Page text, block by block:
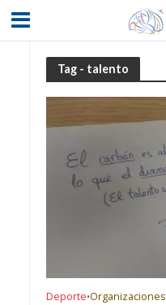
Tag - talento
Deporte•Organizaciones